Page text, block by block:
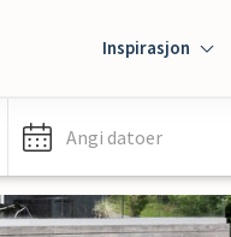
Inspirasjon
Angi datoer